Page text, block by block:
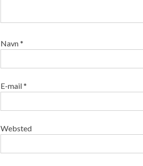
Navn*
E-mail*
Websted